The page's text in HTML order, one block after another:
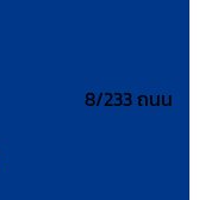
8/233 ถนน